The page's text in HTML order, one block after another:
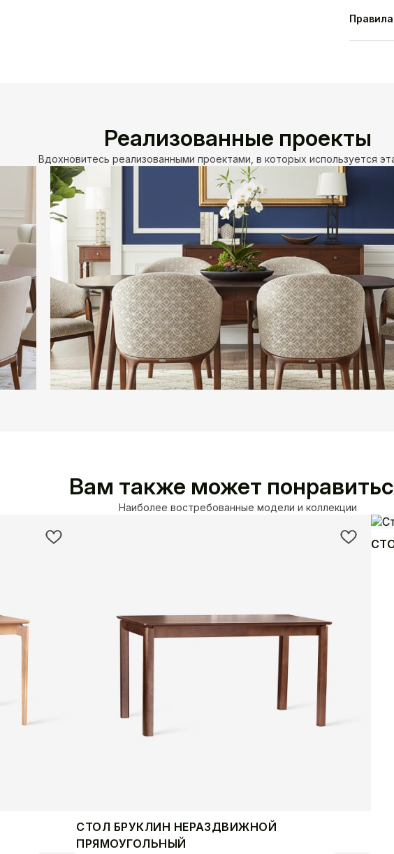
Реализованные проекты
Вдохновитесь реализованными проектами, в которых используется
Вам также может
Наиболее востребованные модели и коллекции
СТОЛ БРУКЛИН НЕРАЗДВИЖНОЙ
ПРЯМОУГОЛЬНЫЙ